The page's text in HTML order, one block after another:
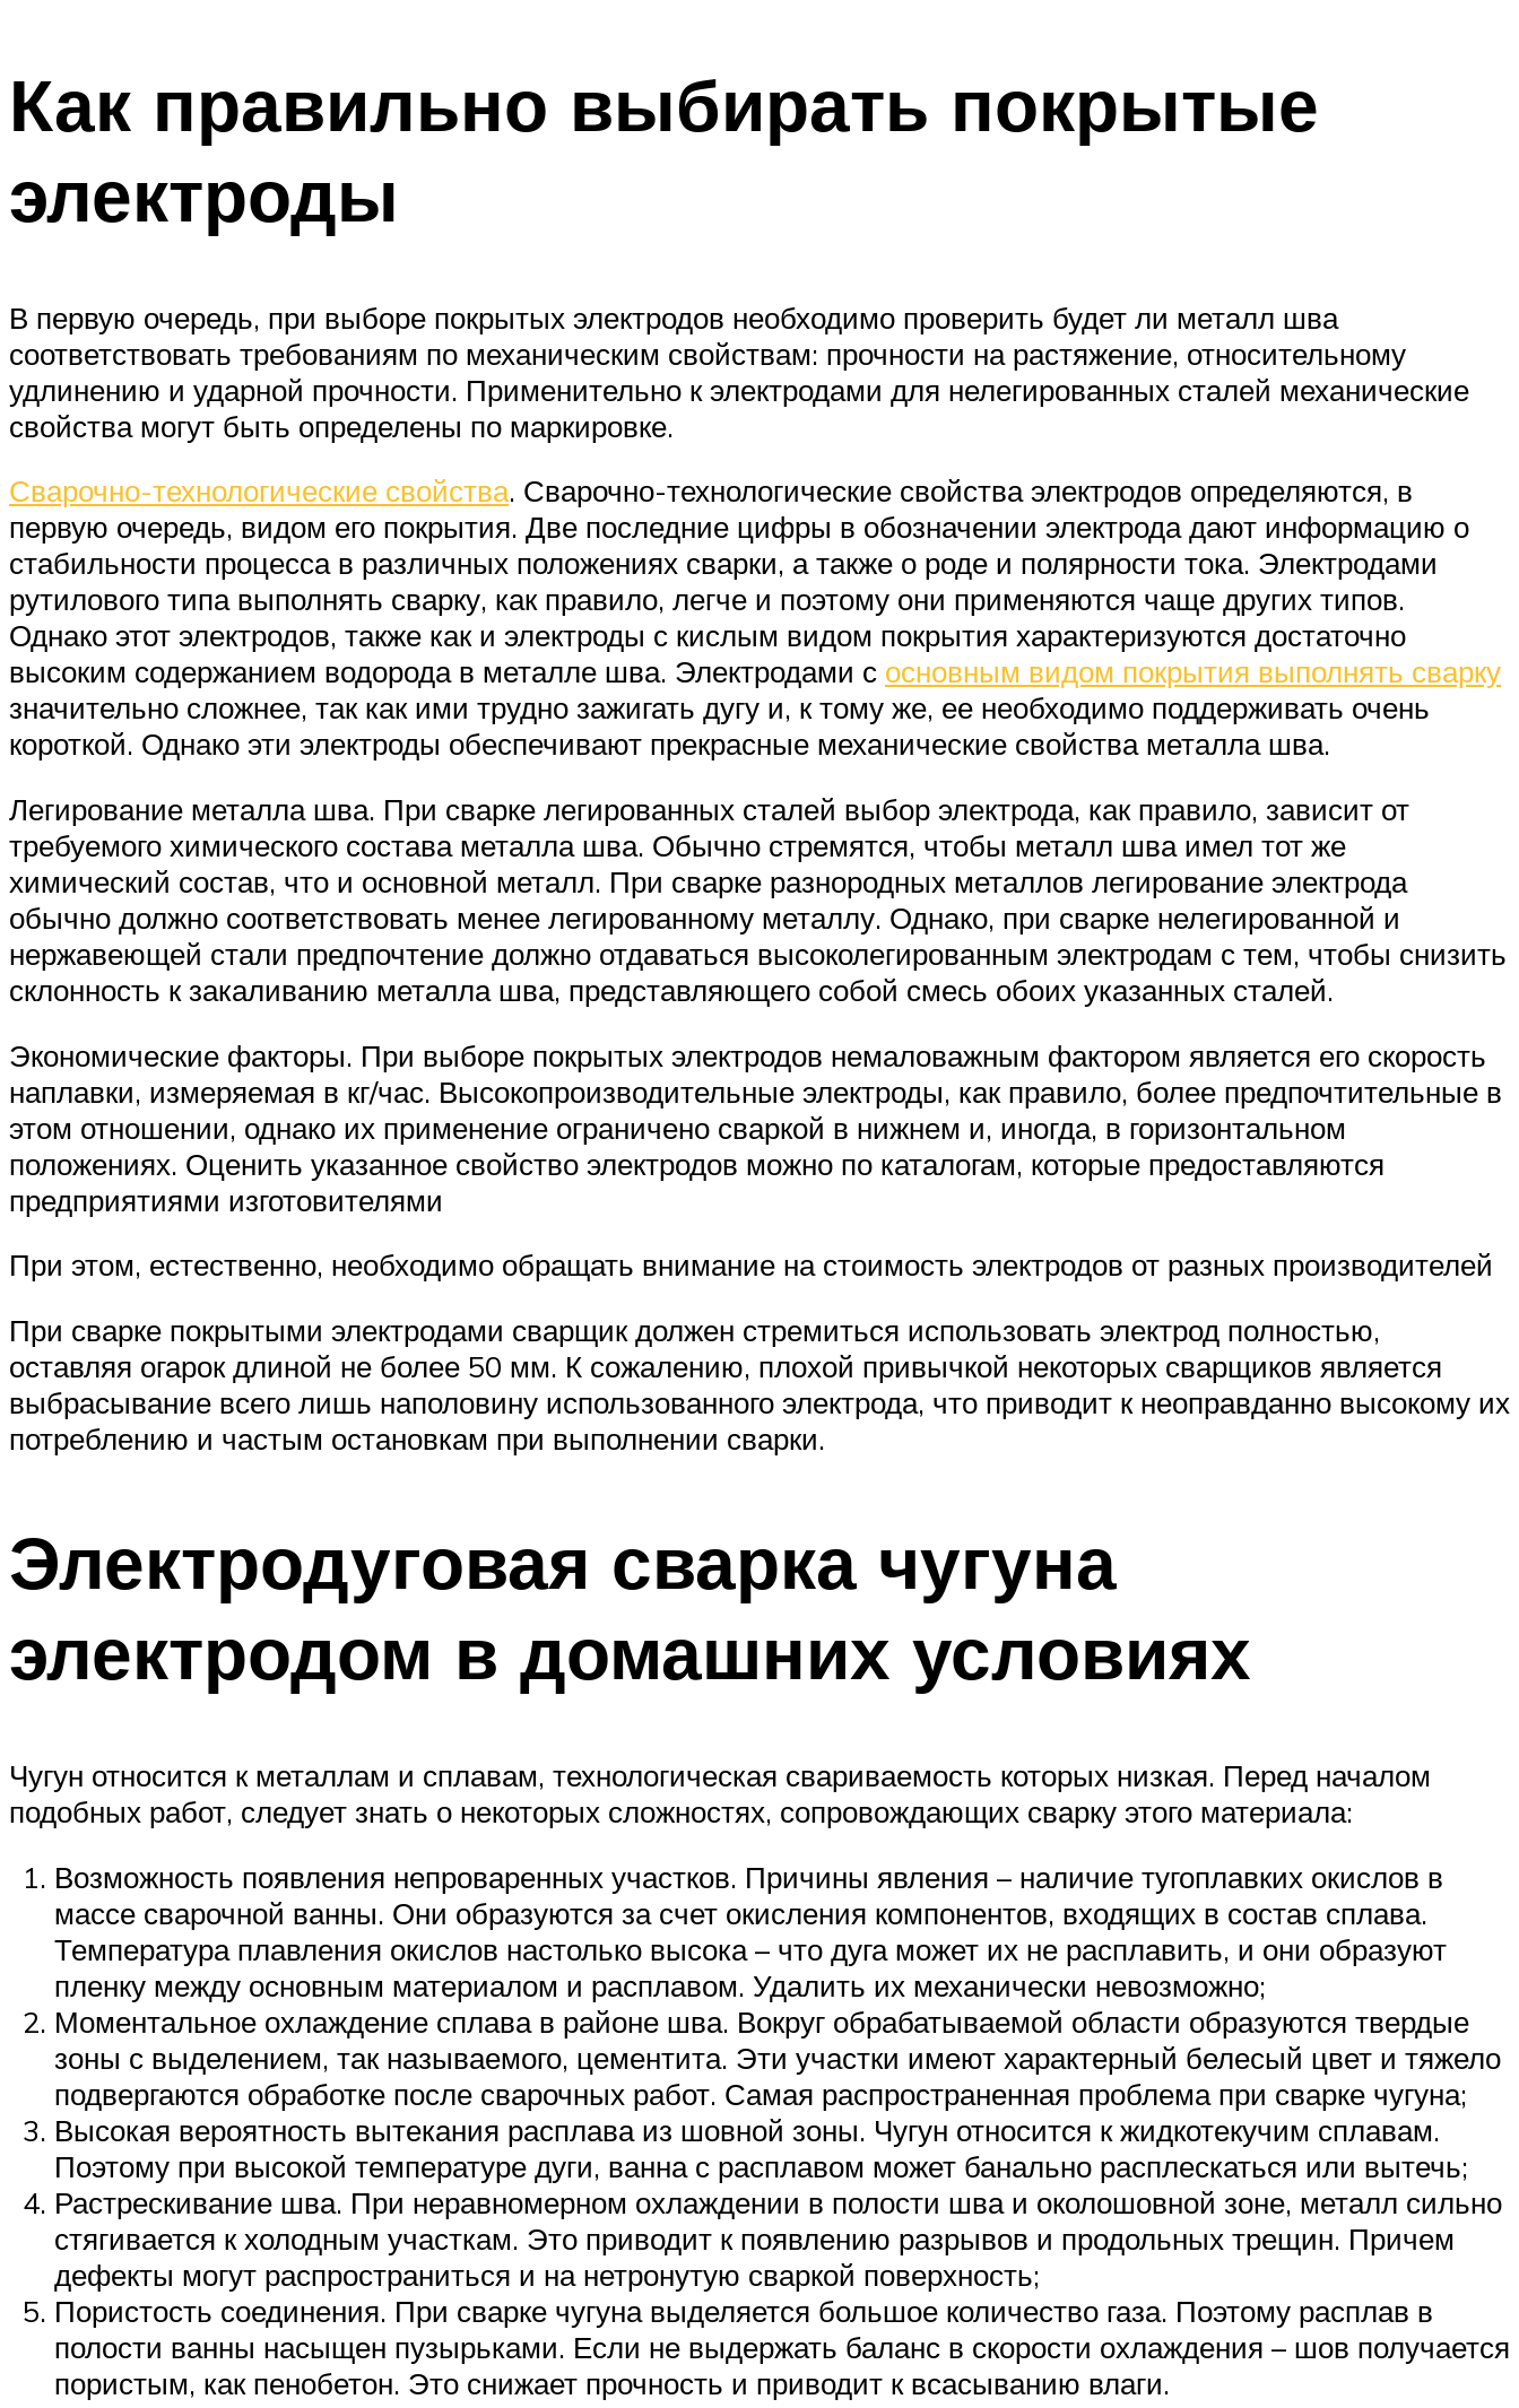
Как правильно выбирать покрытые
электроды
В первую очередь, при выборе покрытых электродов необходимо проверить будет ли металл шва
соответствовать требованиям по механическим свойствам: прочности на растяжение, относительному
удлинению и ударной прочности. Применительно к электродами для нелегированных сталей механические
свойства могут быть определены по маркировке.
Сварочно-технологические свойства. Сварочно-технологические свойства электродов определяются, в
первую очередь, видом его покрытия. Две последние цифры в обозначении электрода дают информацию о
стабильности процесса в различных положениях сварки, а также о роде и полярности тока. Электродами
рутилового типа выполнять сварку, как правило, легче и поэтому они применяются чаще других типов.
Однако этот электродов, также как и электроды с кислым видом покрытия характеризуются достаточно
высоким содержанием водорода в металле шва. Электродами с основным видом покрытия выполнять сварку
значительно сложнее, так как ими трудно зажигать дугу и, к тому же, ее необходимо поддерживать очень
короткой. Однако эти электроды обеспечивают прекрасные механические свойства металла шва.
Легирование металла шва. При сварке легированных сталей выбор электрода, как правило, зависит от
требуемого химического состава металла шва. Обычно стремятся, чтобы металл шва имел тот же
химический состав, что и основной металл. При сварке разнородных металлов легирование электрода
обычно должно соответствовать менее легированному металлу. Однако, при сварке нелегированной и
нержавеющей стали предпочтение должно отдаваться высоколегированным электродам с тем, чтобы снизить
склонность к закаливанию металла шва, представляющего собой смесь обоих указанных сталей.
Экономические факторы. При выборе покрытых электродов немаловажным фактором является его скорость
наплавки, измеряемая в кг/час. Высокопроизводительные электроды, как правило, более предпочтительные в
этом отношении, однако их применение ограничено сваркой в нижнем и, иногда, в горизонтальном
положениях. Оценить указанное свойство электродов можно по каталогам, которые предоставляются
предприятиями изготовителями
При этом, естественно, необходимо обращать внимание на стоимость электродов от разных производителей
При сварке покрытыми электродами сварщик должен стремиться использовать электрод полностью,
оставляя огарок длиной не более 50 мм. К сожалению, плохой привычкой некоторых сварщиков является
выбрасывание всего лишь наполовину использованного электрода, что приводит к неоправданно высокому их
потреблению и частым остановкам при выполнении сварки.
Электродуговая сварка чугуна
электродом в домашних условиях
Чугун относится к металлам и сплавам, технологическая свариваемость которых низкая. Перед началом
подобных работ, следует знать о некоторых сложностях, сопровождающих сварку этого материала:
Возможность появления непроваренных участков. Причины явления – наличие тугоплавких окислов в
массе сварочной ванны. Они образуются за счет окисления компонентов, входящих в состав сплава.
Температура плавления окислов настолько высока – что дуга может их не расплавить, и они образуют
пленку между основным материалом и расплавом. Удалить их механически невозможно;
Моментальное охлаждение сплава в районе шва. Вокруг обрабатываемой области образуются твердые
зоны с выделением, так называемого, цементита. Эти участки имеют характерный белесый цвет и тяжело
подвергаются обработке после сварочных работ. Самая распространенная проблема при сварке чугуна;
Высокая вероятность вытекания расплава из шовной зоны. Чугун относится к жидкотекучим сплавам.
Поэтому при высокой температуре дуги, ванна с расплавом может банально расплескаться или вытечь;
Растрескивание шва. При неравномерном охлаждении в полости шва и околошовной зоне, металл сильно
стягивается к холодным участкам. Это приводит к появлению разрывов и продольных трещин. Причем
дефекты могут распространиться и на нетронутую сваркой поверхность;
Пористость соединения. При сварке чугуна выделяется большое количество газа. Поэтому расплав в
полости ванны насыщен пузырьками. Если не выдержать баланс в скорости охлаждения – шов получается
пористым, как пенобетон. Это снижает прочность и приводит к всасыванию влаги.